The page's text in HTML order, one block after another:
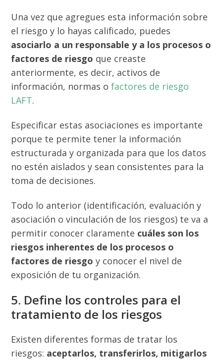
Una vez que agregues esta información sobre
el riesgo y lo hayas calificado, puedes
asociarlo a un responsable y a los procesos o
factores de riesgo que creaste
anteriormente, es decir, activos de
información, normas o factores de riesgo
LAFT.
Especificar estas asociaciones es importante
porque te permite tener la información
estructurada y organizada para que los datos
no estén aislados y sean consistentes para la
toma de decisiones.
Todo lo anterior (identificación, evaluación y
asociación o vinculación de los riesgos) te va a
permitir conocer claramente cuáles son los
riesgos inherentes de los procesos o
factores de riesgo y conocer el nivel de
exposición de tu organización.
5. Define los controles para el
tratamiento de los riesgos
Existen diferentes formas de tratar los
riesgos: aceptarlos, transferirlos, mitigarlos